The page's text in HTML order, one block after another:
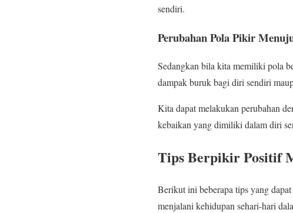
sendiri.
Perubahan Pola Pikir
Sedangkan bila kita memiliki pola
dampak buruk bagi diri sendiri
Kita dapat melakukan perubahan
kebaikan yang dimiliki dalam diri
Tips Berpikir Positif
Berikut ini beberapa tips yang
menjalani kehidupan sehari-hari